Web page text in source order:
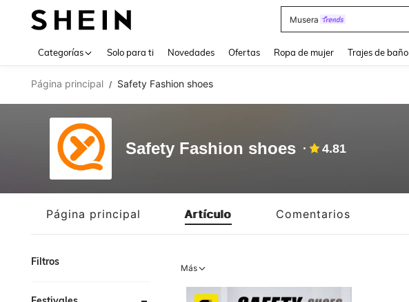
Musera
Categorías Solo para ti Novedades Ofertas Ropa de mujer Trajes de baño
Página principal / Safety Fashion shoes
Safety Fashion shoes 4.81
Página principal Artículo Comentarios
Filtros
Más